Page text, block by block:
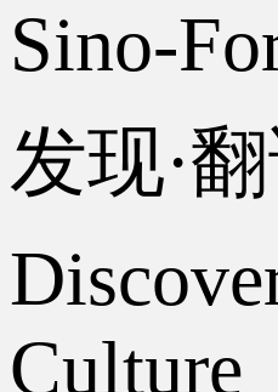
Sino-
发现·
Culture